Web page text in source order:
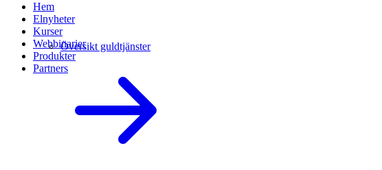
Hem
Elnyheter
Kurser
Webbinarier
Produkter
Partners
Översikt guldtjänster